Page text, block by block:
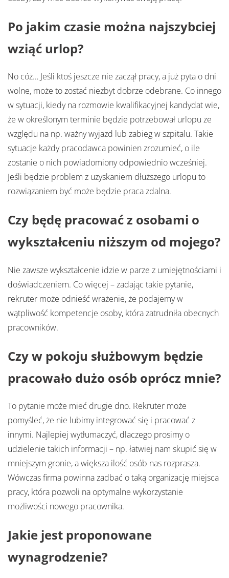
Po jakim czasie można najszybciej
wziąć urlop?
No cóż… Jeśli ktoś jeszcze nie zaczął pracy, a już pyta o dni
wolne, może to zostać niezbyt dobrze odebrane. Co innego
w sytuacji, kiedy na rozmowie kwalifikacyjnej kandydat wie,
że w określonym terminie będzie potrzebował urlopu ze
względu na np. ważny wyjazd lub zabieg w szpitalu. Takie
sytuacje każdy pracodawca powinien zrozumieć, o ile
zostanie o nich powiadomiony odpowiednio wcześniej.
Jeśli będzie problem z uzyskaniem dłuższego urlopu to
rozwiązaniem być może będzie praca zdalna.
Czy będę pracować z osobami o
wykształceniu niższym od mojego?
Nie zawsze wykształcenie idzie w parze z umiejętnościami i
doświadczeniem. Co więcej – zadając takie pytanie,
rekruter może odnieść wrażenie, że podajemy w
wątpliwość kompetencje osoby, która zatrudniła obecnych
pracowników.
Czy w pokoju służbowym będzie
pracowało dużo osób oprócz mnie?
To pytanie może mieć drugie dno. Rekruter może
pomyśleć, że nie lubimy integrować się i pracować z
innymi. Najlepiej wytłumaczyć, dlaczego prosimy o
udzielenie takich informacji – np. łatwiej nam skupić się w
mniejszym gronie, a większa ilość osób nas rozprasza.
Wówczas firma powinna zadbać o taką organizację miejsca
pracy, która pozwoli na optymalne wykorzystanie
możliwości nowego pracownika.
Jakie jest proponowane
wynagrodzenie?